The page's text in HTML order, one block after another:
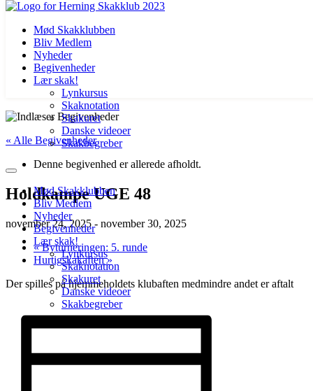
Videre
indhold
Mød Skakklubben
Bliv Medlem
Nyheder
Begivenheder
Lær skak!
Lynkursus
Skaknotation
Skakuret
Danske videoer
Skakbegreber
Mød Skakklubben
Bliv Medlem
Nyheder
Begivenheder
Lær skak!
Lynkursus
Skaknotation
Skakuret
Danske videoer
Skakbegreber
« Alle Begivenheder
Denne begivenhed er allerede afholdt.
Holdkampe UGE 48
november 24, 2025 - november 30, 2025
«Byturneringen: 5. runde
Hurtigskakaften»
Der spilles på hjemmeholdets klubaften medmindre andet er aftalt